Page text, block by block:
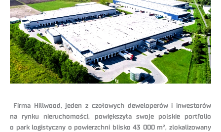
Firma Hillwood, jeden z czołowych deweloperów i inwestorów
na rynku nieruchomości, powiększyła swoje polskie portfolio
o park logistyczny o powierzchni blisko 43 000 m², zlokalizowany